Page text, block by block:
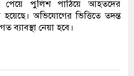
পুলিশ পাঠিয়ে আহতদের
হয়েছে। অভিযোগের ভিত্তিতে তদন্ত
ব্যাবস্থা নেয়া হবে।